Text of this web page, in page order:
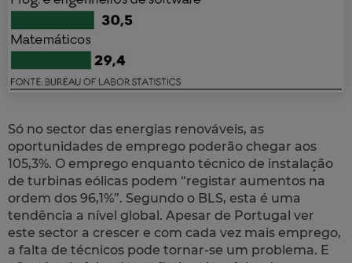
Só no sector das energias renováveis, as
oportunidades de emprego poderão chegar aos
105,3%. O emprego enquanto técnico de instalação
de turbinas eólicas podem “registar aumentos na
ordem dos 96,1%”. Segundo o BLS, esta é uma
tendência a nível global. Apesar de Portugal ver
este sector a crescer e com cada vez mais emprego,
a falta de técnicos pode tornar-se um problema. E